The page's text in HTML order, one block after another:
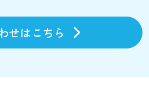
せはこちら